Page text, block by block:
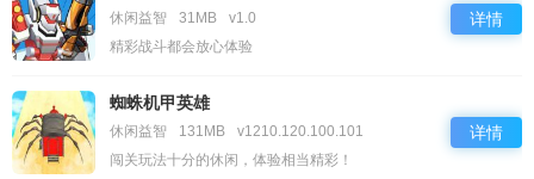
休闲益智 31MB
v1.0
精彩战斗都会放心体验
详情
蜘蛛机甲英雄
休闲益智 131MB
v1210.120.100.101
闯关玩法十分的休闲，体验相当精彩！
详情